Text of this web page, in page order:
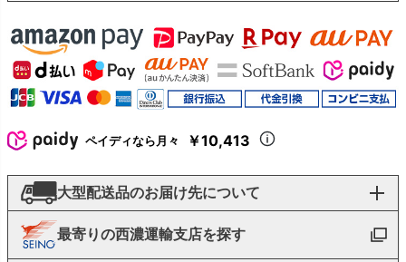
ペイディなら月々 ￥10,413
大型配送品のお届け先について
最寄りの西濃運輸支店を探す